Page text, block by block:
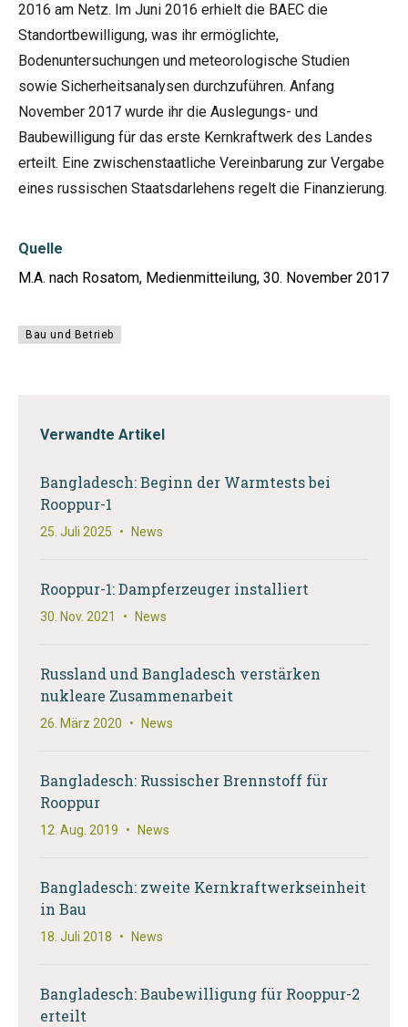
2016 am Netz. Im Juni 2016 erhielt die BAEC die
Standortbewilligung, was ihr ermöglichte,
Bodenuntersuchungen und meteorologische Studien
sowie Sicherheitsanalysen durchzuführen. Anfang
November 2017 wurde ihr die Auslegungs- und
Baubewilligung für das erste Kernkraftwerk des Landes
erteilt. Eine zwischenstaatliche Vereinbarung zur Vergabe
eines russischen Staatsdarlehens regelt die Finanzierung.
Quelle
M.A. nach Rosatom, Medienmitteilung, 30. November 2017
Bau und Betrieb
Verwandte Artikel
Bangladesch: Beginn der Warmtests bei
Rooppur-1
25. Juli 2025 • News
Rooppur-1: Dampferzeuger installiert
30. Nov. 2021 • News
Russland und Bangladesch verstärken
nukleare Zusammenarbeit
26. März 2020 • News
Bangladesch: Russischer Brennstoff für
Rooppur
12. Aug. 2019 • News
Bangladesch: zweite Kernkraftwerkseinheit
in Bau
18. Juli 2018 • News
Bangladesch: Baubewilligung für Rooppur-2
erteilt